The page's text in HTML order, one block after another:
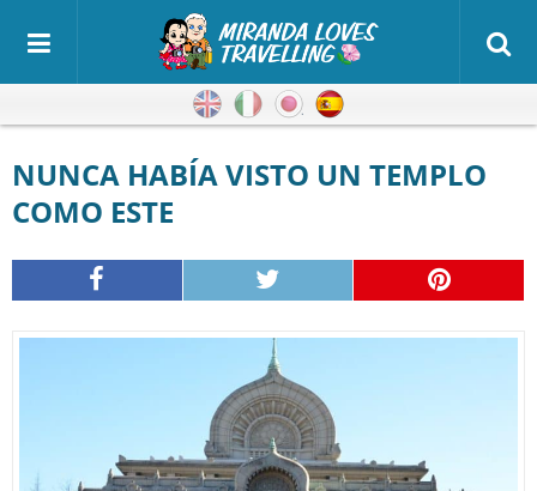
Inglés ItalianoJaponés
NUNCA HABÍA VISTO UN TEMPLO
COMO ESTE